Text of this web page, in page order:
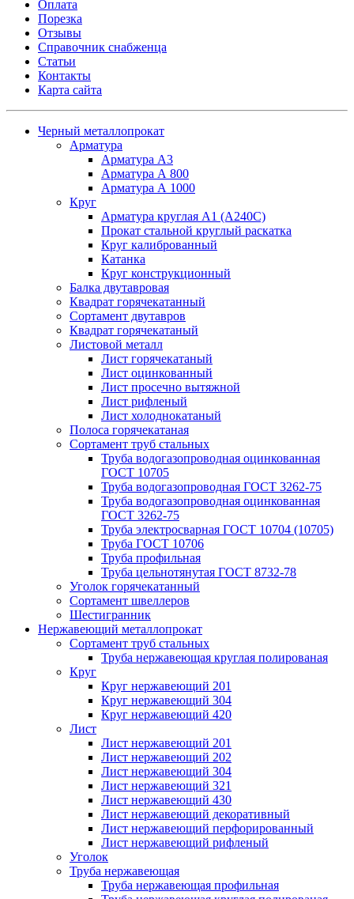
Оплата
Порезка
Отзывы
Справочник снабженца
Статьи
Контакты
Карта сайта
Черный металлопрокат
Арматура
Арматура А3
Арматура А 800
Арматура А 1000
Круг
Арматура круглая А1 (А240C)
Прокат стальной круглый раскатка
Круг калиброванный
Катанка
Круг конструкционный
Балка двутавровая
Квадрат горячекатанный
Сортамент двутавров
Квадрат горячекатаный
Листовой металл
Лист горячекатаный
Лист оцинкованный
Лист просечно вытяжной
Лист рифленый
Лист холоднокатаный
Полоса горячекатаная
Сортамент труб стальных
Труба водогазопроводная оцинкованная
ГОСТ 10705
Труба водогазопроводная ГОСТ 3262-75
Труба водогазопроводная оцинкованная
ГОСТ 3262-75
Труба электросварная ГОСТ 10704 (10705)
Труба ГОСТ 10706
Труба профильная
Труба цельнотянутая ГОСТ 8732-78
Уголок горячекатанный
Сортамент швеллеров
Шестигранник
Нержавеющий металлопрокат
Сортамент труб стальных
Труба нержавеющая круглая полированая
Круг
Круг нержавеющий 201
Круг нержавеющий 304
Круг нержавеющий 420
Лист
Лист нержавеющий 201
Лист нержавеющий 202
Лист нержавеющий 304
Лист нержавеющий 321
Лист нержавеющий 430
Лист нержавеющий декоративный
Лист нержавеющий перфорированный
Лист нержавеющий рифленый
Уголок
Труба нержавеющая
Труба нержавеющая профильная